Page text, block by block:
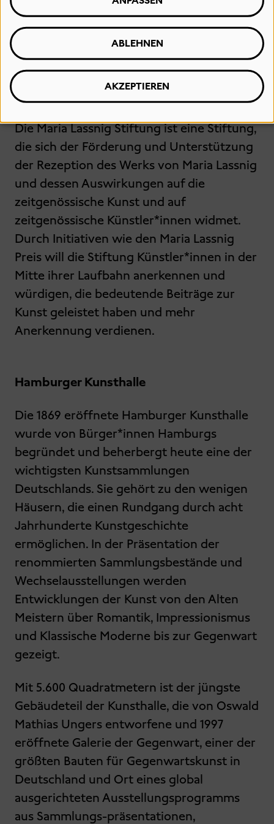
Alexander Klar, Direktor der Hamburger
Kunsthalle.
Über die Maria Lassnig Stiftung
Die Maria Lassnig Stiftung ist eine Stiftung,
die sich der Förderung und Unterstützung
der Rezeption des Werks von Maria Lassnig
und dessen Auswirkungen auf die
zeitgenössische Kunst und auf
zeitgenössische Künstler*innen widmet.
Durch Initiativen wie den Maria Lassnig
Preis will die Stiftung Künstler*innen in der
Mitte ihrer Laufbahn anerkennen und
würdigen, die bedeutende Beiträge zur
Kunst geleistet haben und mehr
Anerkennung verdienen.
Hamburger Kunsthalle
Die 1869 eröffnete Hamburger Kunsthalle
wurde von Bürger*innen Hamburgs
begründet und beherbergt heute eine der
wichtigsten Kunstsammlungen
Deutschlands. Sie gehört zu den wenigen
Häusern, die einen Rundgang durch acht
Jahrhunderte Kunstgeschichte
ermöglichen. In der Präsentation der
renommierten Sammlungsbestände und
Wechselausstellungen werden
Entwicklungen der Kunst von den Alten
Meistern über Romantik, Impressionismus
und Klassische Moderne bis zur Gegenwart
gezeigt.
Mit 5.600 Quadratmetern ist der jüngste
Gebäudeteil der Kunsthalle, die von Oswald
Mathias Ungers entworfene und 1997
eröffnete Galerie der Gegenwart, einer der
größten Bauten für Gegenwartskunst in
Deutschland und Ort eines global
ausgerichteten Ausstellungsprogramms
aus Sammlungs-präsentationen,
ABLEHNEN
AKZEPTIEREN